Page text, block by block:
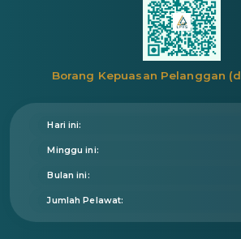
Borang Kepuasan Pelanggan
Hari ini:
Minggu ini:
Bulan ini:
Jumlah Pelawat: